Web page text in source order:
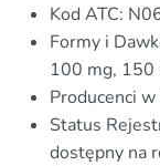
Kod ATC:
Formy i
100 mg, 150
Producenci
Status
dostępny na